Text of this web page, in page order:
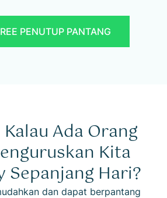
PENUTUP PANTANG
Ada Orang
Kita
Sepanjang Hari?
dan dapat berpantang